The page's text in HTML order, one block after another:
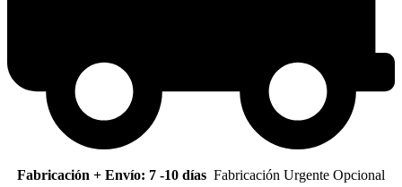
Fabricación + Envío: 7 -10 días Fabricación Urgente Opcional